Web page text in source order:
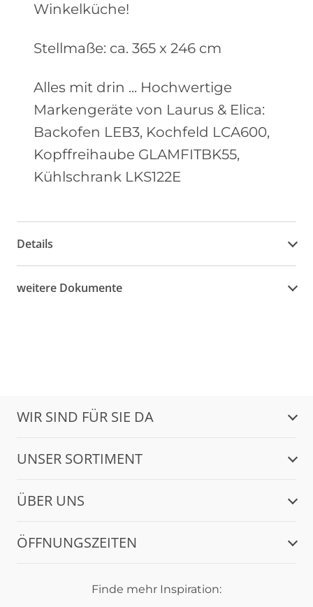
Winkelküche!
Stellmaße: ca. 365 x 246 cm
Alles mit drin ... Hochwertige
Markengeräte von Laurus & Elica:
Backofen LEB3, Kochfeld LCA600,
Kopffreihaube GLAMFITBK55,
Kühlschrank LKS122E
Details
weitere Dokumente
WIR SIND FÜR SIE DA
UNSER SORTIMENT
ÜBER UNS
ÖFFNUNGSZEITEN
Finde mehr Inspiration: